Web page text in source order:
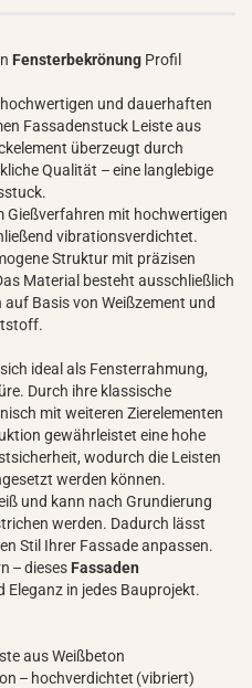
Fensterbekrönung Profil
und dauerhaften
Fassadenstuck Leiste aus
überzeugt durch
Qualität – eine langlebige
Gießverfahren mit hochwertigen
vibrationsverdichtet.
Struktur mit präzisen
Material besteht ausschließlich
Basis von Weißzement und
ideal als Fensterrahmung,
Durch ihre klassische
mit weiteren Zierelementen
gewährleistet eine hohe
wodurch die Leisten
werden können.
und kann nach Grundierung
werden. Dadurch lässt
Stil Ihrer Fassade anpassen.
– dieses Fassaden
Eleganz in jedes Bauprojekt.
aus Weißbeton
– hochverdichtet (vibriert)